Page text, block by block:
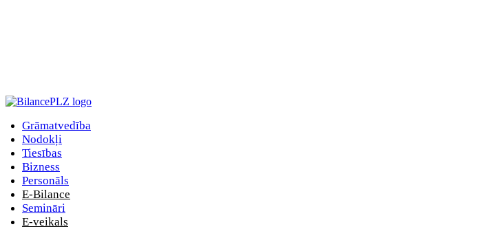
Grāmatvedība
Nodokļi
Tiesības
Bizness
Personāls
E-Bilance
Semināri
E-veikals